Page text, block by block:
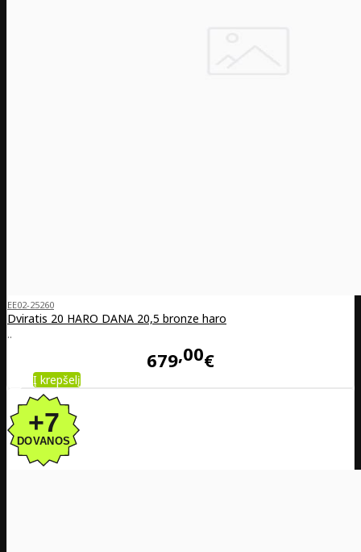
EE02-25260
Dviratis 20 HARO DANA 20,5 bronze haro
..
679 00€
Į krepšelį